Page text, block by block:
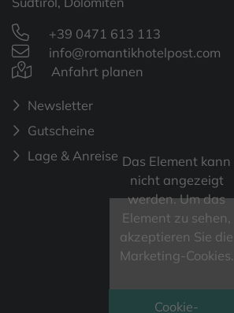
+39 0471 613 113
info@romantikhotelpost.com
Anfahrt planen
Newsletter
Gutscheine
Lage & Anreise Das Element kann
nicht angezeigt
werden. Um das
Element zu sehen,
akzeptieren Sie die
Marketing-Cookies.
Cookie-